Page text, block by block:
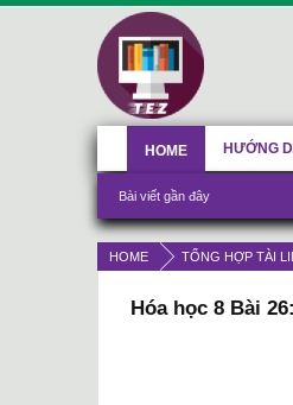
HOME TỔNG HỢP TÀI
Hóa học 8 Bài
HOME
Bài viết gần đây
HƯỚNG